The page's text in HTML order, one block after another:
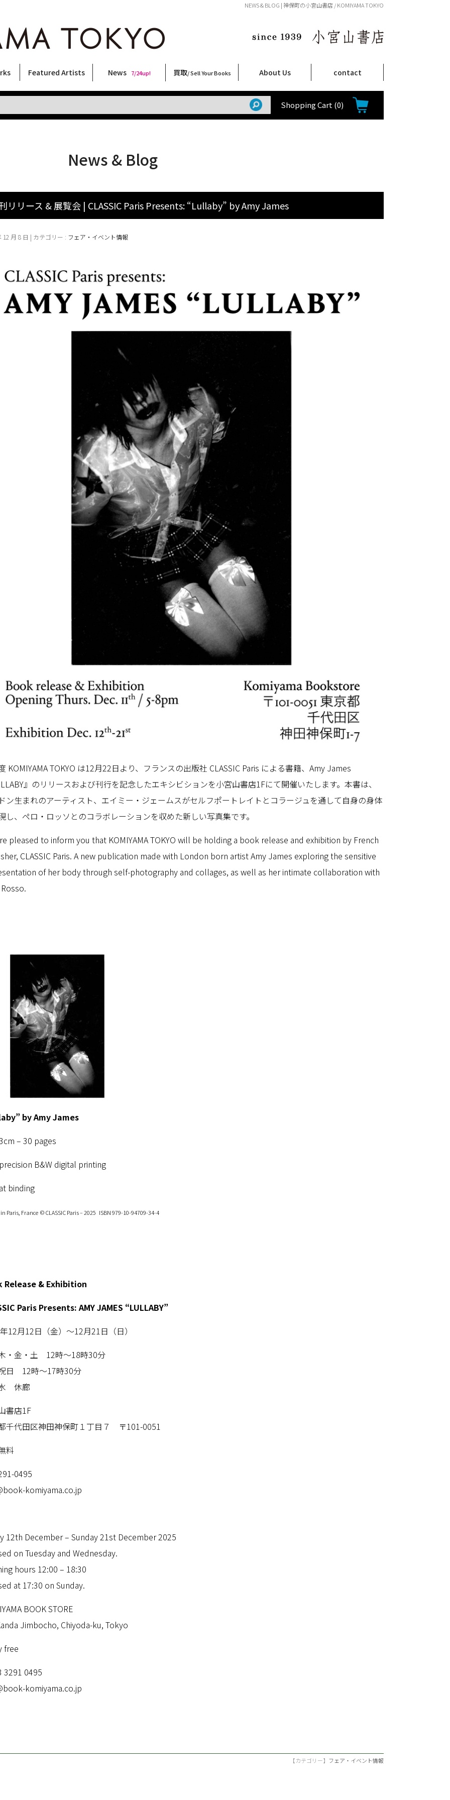
NEWS & BLOG | 神保町の小宮山書店 / KOMIYAMA TOKYO
ー
ト
Featured Artists
稲嶺啓一(東風終)
村田言恵
丸岡和吾
Rico Casella
キム・ロートン
菅谷晋一
柴田亜美
内藤啓介
CHRIS
大類信
大西洋介
三島由紀夫
天野タケル
二本木里美
北島敬三
三島剛
秋赤音
横尾忠則
春川ナミオ
内藤ルネ
須藤昌人
森山大道
林月光
佐伯俊男
COOKIE
News 7/24up!
新着・おすすめ商品 9/7up!
フェア・イベント情報 7/24up!
お店からのお知らせ 6/1up!
買取/ Sell Your Books
買取ブログ
買取専用フォーム
古書 / 古本の買取
美術品の買取
出張買取について
宅配買取について
店頭買取について
よくある質問
About Us
店舗案内
Shop Infomation
ご注文について
How to Order
特定商取引法に関する表示
プライバシーポリシー
contact
Shopping Cart (0)
News & Blog
リリース & 展覧会 | CLASSIC Paris Presents: “Lullaby” by Amy James
12 月 8 日 | カテゴリー : フェア・イベント情報
KOMIYAMA TOKYO は12月22日より、フランスの出版社 CLASSIC Paris による書籍、Amy James
』のリリースおよび刊行を記念したエキシビションを小宮山書店1Fにて開催いたします。本書は、
ン生まれのアーティスト、エイミー・ジェームスがセルフポートレイトとコラージュを通して自身の身体
し、ペロ・ロッソとのコラボレーションを収めた新しい写真集です。
pleased to inform you that KOMIYAMA TOKYO will be holding a book release and exhibition by French
CLASSIC Paris. A new publication made with London born artist Amy James exploring the sensitive
of her body through self-photography and collages, as well as her intimate collaboration with
by Amy James
– 30 pages
B&W digital printing
binding
Paris, France © CLASSIC Paris – 2025 ISBN 979-10-94709-34-4
Release & Exhibition
Paris Presents: AMY JAMES “LULLABY”
12月12日（金）～12月21日（日）
・金・土 12時〜18時30分
日 12時〜17時30分
休廊
書店1F
千代田区神田神保町１丁目７ 〒101-0051
料
0495
komiyama.co.jp
12th December – Sunday 21st December 2025
on Tuesday and Wednesday.
hours 12:00 – 18:30
at 17:30 on Sunday.
BOOK STORE
Jimbocho, Chiyoda-ku, Tokyo
free
3291 0495
komiyama.co.jp
【カテゴリー】 フェア・イベント情報